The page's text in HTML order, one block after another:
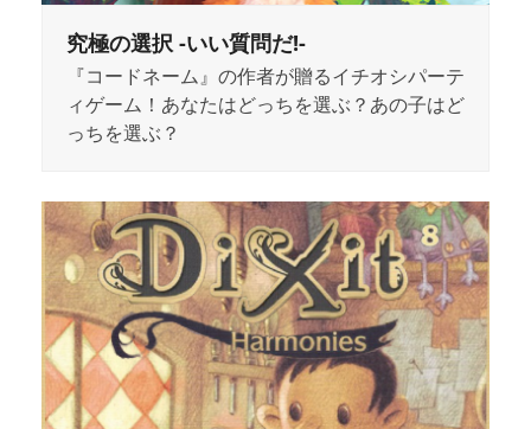
究極の選択 -いい質問だ!-
『コードネーム』の作者が贈るイチオシパーテ
ィゲーム！あなたはどっちを選ぶ？あの子はど
っちを選ぶ？